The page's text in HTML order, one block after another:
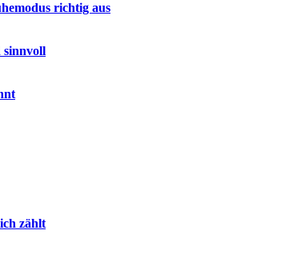
richtig aus
sinnvoll
zählt